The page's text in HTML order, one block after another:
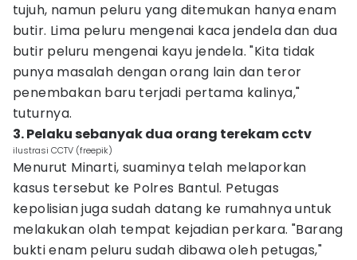
tujuh, namun peluru yang ditemukan hanya enam
butir. Lima peluru mengenai kaca jendela dan dua
butir peluru mengenai kayu jendela. "Kita tidak
punya masalah dengan orang lain dan teror
penembakan baru terjadi pertama kalinya,"
tuturnya.
3. Pelaku sebanyak dua orang terekam cctv
ilustrasi CCTV (freepik)
Menurut Minarti, suaminya telah melaporkan
kasus tersebut ke Polres Bantul. Petugas
kepolisian juga sudah datang ke rumahnya untuk
melakukan olah tempat kejadian perkara. "Barang
bukti enam peluru sudah dibawa oleh petugas,"